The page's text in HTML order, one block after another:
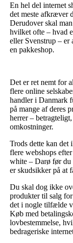
En hel del internet
det meste afkræver
Derudover skal
hvilket ofte – hvad
eller Svenstrup – er
en pakkeshop.
Det er ret nemt for
flere online
handler i Danmark
på mange af deres
herrer –
omkostninger.
Trods dette kan det
flere webshops
white – Darø før du
er skudsikker på at
Du skal dog ikke
produkter til salg
det i nogle tilfælde
Køb med
lovbestemmelse,
bedrageriske